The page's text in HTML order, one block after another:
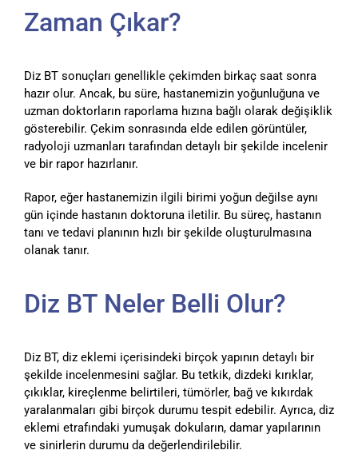
Zaman Çıkar?
Diz BT sonuçları genellikle çekimden birkaç saat sonra
hazır olur. Ancak, bu süre, hastanemizin yoğunluğuna ve
uzman doktorların raporlama hızına bağlı olarak değişiklik
gösterebilir. Çekim sonrasında elde edilen görüntüler,
radyoloji uzmanları tarafından detaylı bir şekilde incelenir
ve bir rapor hazırlanır.
Rapor, eğer hastanemizin ilgili birimi yoğun değilse aynı
gün içinde hastanın doktoruna iletilir. Bu süreç, hastanın
tanı ve tedavi planının hızlı bir şekilde oluşturulmasına
olanak tanır.
Diz BT Neler Belli Olur?
Diz BT, diz eklemi içerisindeki birçok yapının detaylı bir
şekilde incelenmesini sağlar. Bu tetkik, dizdeki kırıklar,
çıkıklar, kireçlenme belirtileri, tümörler, bağ ve kıkırdak
yaralanmaları gibi birçok durumu tespit edebilir. Ayrıca, diz
eklemi etrafındaki yumuşak dokuların, damar yapılarının
ve sinirlerin durumu da değerlendirilebilir.